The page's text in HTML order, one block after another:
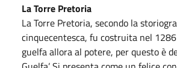
La Torre Pretoria
La Torre Pretoria, secondo la
cinquecentesca, fu costruita nel
guelfa allora al potere, per questo è